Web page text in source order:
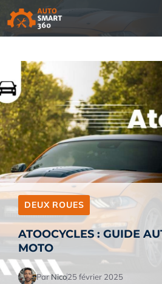
Aller
au
contenu
DEUX ROUES
ATOOCYCLES : GUIDE
MOTO
ParNico25 février 2025